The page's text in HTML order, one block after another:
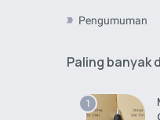
Pengumuman
Paling banyak